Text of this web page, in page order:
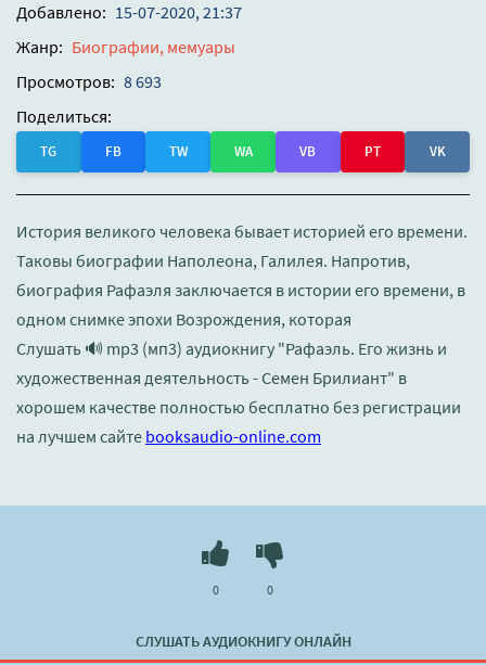
Добавлено: 15-07-2020, 21:37
Жанр: Биографии, мемуары
Просмотров: 8 693
Поделиться:
TG FB TW WA VB PT VK
История великого человека бывает историей его времени.
Таковы биографии Наполеона, Галилея. Напротив,
биография Рафаэля заключается в истории его времени, в
одном снимке эпохи Возрождения, которая
Слушать 🔊 mp3 (мп3) аудиокнигу "Рафаэль. Его жизнь и
художественная деятельность - Семен Брилиант" в
хорошем качестве полностью бесплатно без регистрации
на лучшем сайте booksaudio-online.com
СЛУШАТЬ АУДИОКНИГУ ОНЛАЙН
0 0